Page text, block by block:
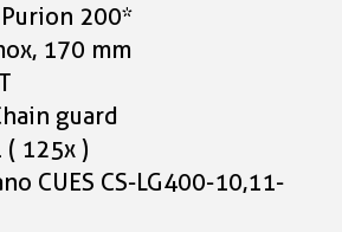
200*
170 mm
guard
( 125x )
CUES CS-LG400-10,11-